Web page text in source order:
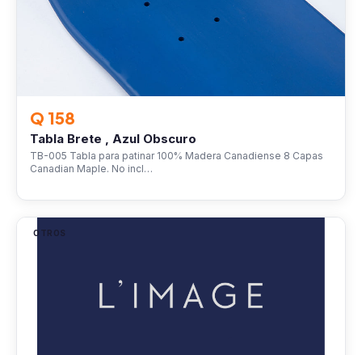
Q 158
Tabla Brete , Azul Obscuro
TB-005 Tabla para patinar 100% Madera Canadiense 8 Capas
Canadian Maple. No incl…
OTROS